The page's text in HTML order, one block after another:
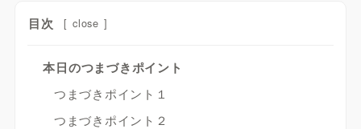
目次 [ close ]
本日のつまづきポイント
つまづきポイント１
つまづきポイント２